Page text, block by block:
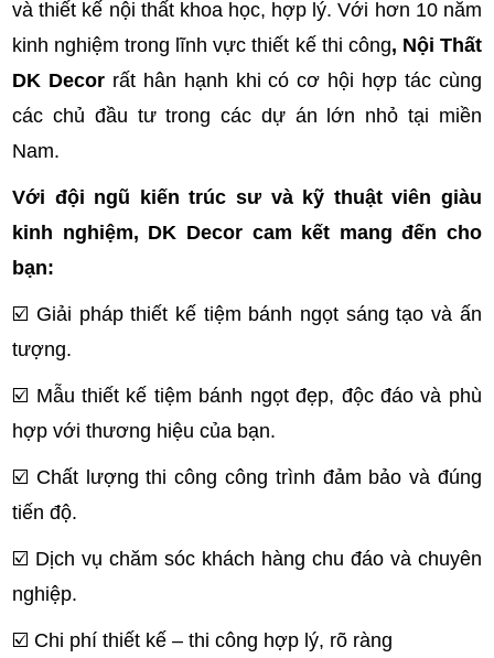
và thiết kế nội thất khoa học, hợp lý. Với hơn 10 năm
kinh nghiệm trong lĩnh vực thiết kế thi công, Nội Thất
DK Decor rất hân hạnh khi có cơ hội hợp tác cùng
các chủ đầu tư trong các dự án lớn nhỏ tại miền
Nam.
Với đội ngũ kiến trúc sư và kỹ thuật viên giàu
kinh nghiệm, DK Decor cam kết mang đến cho
bạn:
☑️ Giải pháp thiết kế tiệm bánh ngọt sáng tạo và ấn
tượng.
☑️ Mẫu thiết kế tiệm bánh ngọt đẹp, độc đáo và phù
hợp với thương hiệu của bạn.
☑️ Chất lượng thi công công trình đảm bảo và đúng
tiến độ.
☑️ Dịch vụ chăm sóc khách hàng chu đáo và chuyên
nghiệp.
☑️ Chi phí thiết kế – thi công hợp lý, rõ ràng